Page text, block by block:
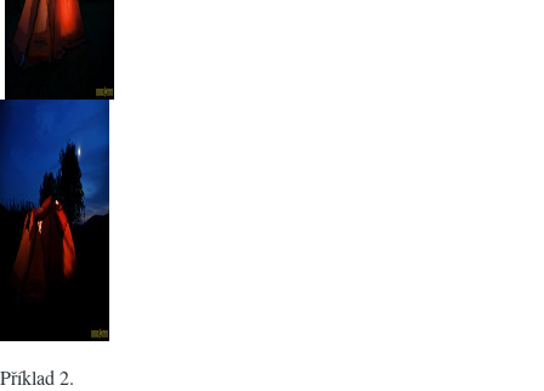
Příklad 2.